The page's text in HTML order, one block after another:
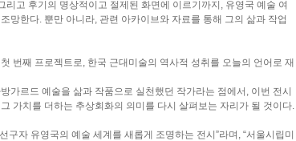
고 후기의 명상적이고 절제된 화면에 이르기까지, 유영국 예술 여
망한다. 뿐만 아니라, 관련 아카이브와 자료를 통해 그의 삶과 작업
번째 프로젝트로, 한국 근대미술의 역사적 성취를 오늘의 언어로 재
가르드 예술을 삶과 작품으로 실천했던 작가라는 점에서, 이번 전시
가치를 더하는 추상회화의 의미를 다시 살펴보는 자리가 될 것이다.
자 유영국의 예술 세계를 새롭게 조명하는 전시”라며, “서울시립미